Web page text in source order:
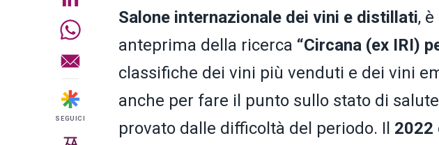
SEGUICI
Salone internazionale dei vini e distillati,
anteprima della ricerca “Circana (ex IRI)
classifiche dei vini più venduti e dei vini
anche per fare il punto sullo stato di
provato dalle difficoltà del periodo. Il 2022